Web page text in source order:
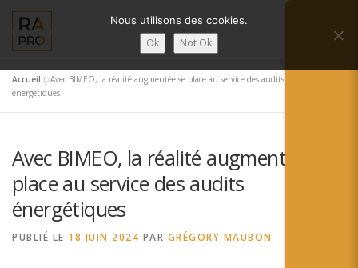
contenu
Menu
LA RÉALITÉ AUGMENTÉE ?
SERVICES RA’PRO ACTUALITÉ DE LA RA
CONTACTS
Accueil »Avec BIMEO, la réalité augmentée se place au service des audits
énergétiques
Avec BIMEO, la réalité augmentée se
place au service des audits
énergétiques
PUBLIÉ LE 18 JUIN 2024 PAR GRÉGORY MAUBON
Nous utilisons des cookies.
Ok Not Ok